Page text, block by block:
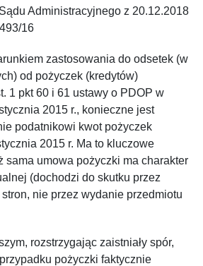
Administracyjnego z 20.12.2018
16
zastosowania do odsetek (w
od pożyczek (kredytów)
1 pkt 60 i 61 ustawy o PDOP w
2015 r., konieczne jest
podatnikowi kwot pożyczek
2015 r. Ma to kluczowe
sama umowa pożyczki ma charakter
(dochodzi do skutku przez
nie przez wydanie przedmiotu
rozstrzygając zaistniały spór,
pożyczki faktycznie